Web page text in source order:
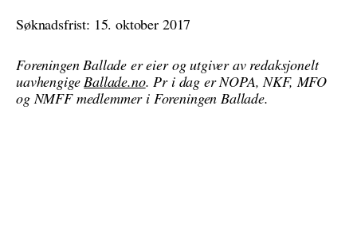
Søknadsfrist: 15. oktober 2017
Foreningen Ballade er eier og utgiver av redaksjonelt
uavhengigeBallade.no. Pr i dag er NOPA, NKF, MFO
og NMFF medlemmer i Foreningen Ballade.